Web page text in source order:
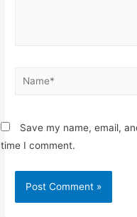
Name*
Save my name, email,
time I comment.